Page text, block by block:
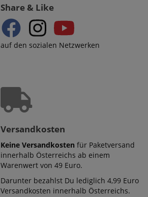
Share & Like
auf den sozialen Netzwerken
Versandkosten
Keine Versandkosten für Paketversand
innerhalb Österreichs ab einem
Warenwert von 49 Euro.
Darunter bezahlst Du lediglich 4,99 Euro
Versandkosten innerhalb Österreichs.